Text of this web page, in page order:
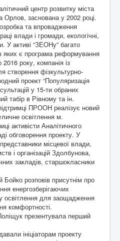
центр розвитку міста
заснована у 2002 році.
та впровадження
влади і громади, екологічні,
У активі “ЗЕОНу” багато
яких є програма реформування
року, компанія із
створення фізкультурно-
проект “Популяризація
у 15-ти обраних
табір в Рівному та ін.
ПРООН реалізує новий
освітлення м.
активісти Аналітичного
обговорення проекту. У
місцевої влади,
і організацій Здолбунова,
закладів, старшокласники
розповів присутнім про
енергозберігаючих
освітлення для заощадження
комфортності.
презентувала перший
ініціаторам проекту